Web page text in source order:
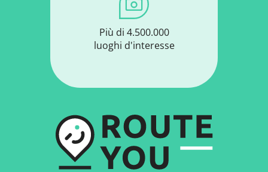
Più di 4.500.000
luoghi d'interesse